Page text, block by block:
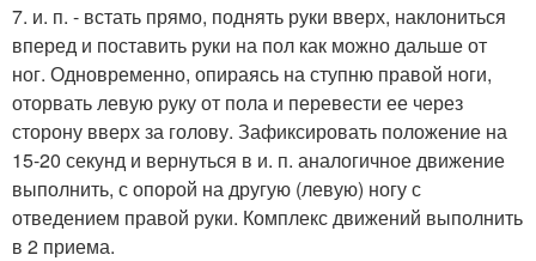
7. и. п. - встать прямо, поднять руки вверх, наклониться
вперед и поставить руки на пол как можно дальше от
ног. Одновременно, опираясь на ступню правой ноги,
оторвать левую руку от пола и перевести ее через
сторону вверх за голову. Зафиксировать положение на
15-20 секунд и вернуться в и. п. аналогичное движение
выполнить, с опорой на другую (левую) ногу с
отведением правой руки. Комплекс движений выполнить
в 2 приема.